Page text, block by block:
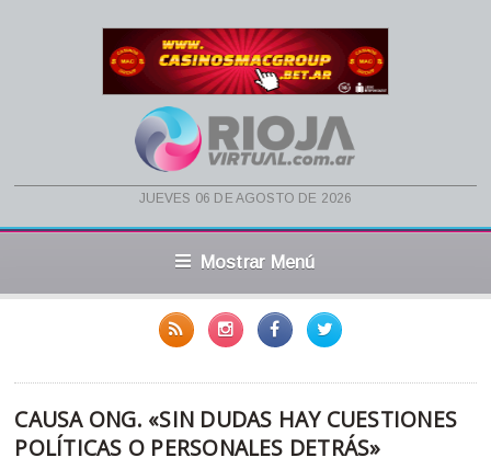
jueves 06 de agosto de 2026
Mostrar Menú
CAUSA ONG. «SIN DUDAS HAY CUESTIONES
POLÍTICAS O PERSONALES DETRÁS»